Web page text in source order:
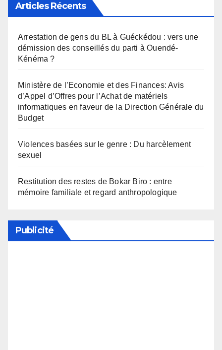
Articles Récents
Arrestation de gens du BL à Guéckédou : vers une
démission des conseillés du parti à Ouendé-
Kénéma ?
Ministère de l’Economie et des Finances: Avis
d’Appel d’Offres pour l’Achat de matériels
informatiques en faveur de la Direction Générale du
Budget
Violences basées sur le genre : Du harcèlement
sexuel
Restitution des restes de Bokar Biro : entre
mémoire familiale et regard anthropologique
Publicité